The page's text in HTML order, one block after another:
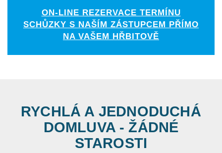
ON-LINE REZERVACE TERMÍNU
SCHŮZKY S NAŠÍM ZÁSTUPCEM PŘÍMO
NA VAŠEM HŘBITOVĚ
RYCHLÁ A JEDNODUCHÁ
DOMLUVA - ŽÁDNÉ
STAROSTI